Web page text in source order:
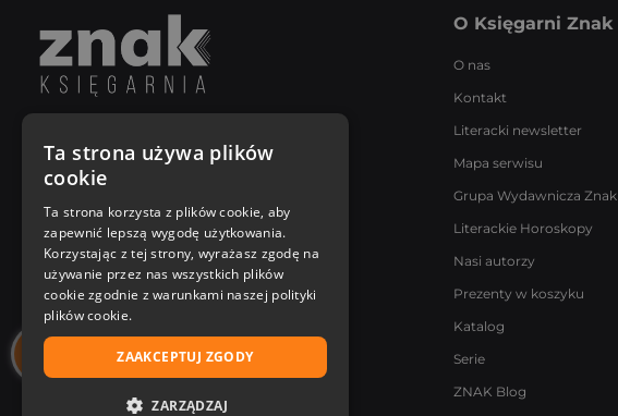
Poniedziałek - Piątek
8:00 - 18:00
[email protected]
Bądź z nami na bieżąco
O Księgarni Znak
O nas
Kontakt
Literacki newsletter
Mapa serwisu
Grupa Wydawnicza Znak
Literackie Horoskopy
Nasi autorzy
Prezenty w koszyku
Katalog
Serie
ZNAK Blog
Ta strona używa plików
cookie
Ta strona korzysta z plików cookie, aby
zapewnić lepszą wygodę użytkowania.
Korzystając z tej strony, wyrażasz zgodę na
używanie przez nas wszystkich plików
cookie zgodnie z warunkami naszej polityki
plików cookie.
ZAAKCEPTUJ ZGODY
ZARZĄDZAJ